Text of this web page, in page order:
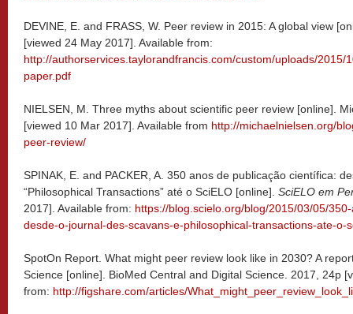
DEVINE, E. and FRASS, W. Peer review in 2015: A global view
[viewed 24 May 2017]. Available from:
http://authorservices.taylorandfrancis.com/custom/uploads/2015/
paper.pdf
NIELSEN, M. Three myths about scientific peer review [online].
[viewed 10 Mar 2017]. Available from http://michaelnielsen.org/
peer-review/
SPINAK, E. and PACKER, A. 350 anos de publicação científica:
“Philosophical Transactions” até o SciELO [online]. SciELO em
2017]. Available from: https://blog.scielo.org/blog/2015/03/05/
desde-o-journal-des-scavans-e-philosophical-transactions-ate-o-
SpotOn Report. What might peer review look like in 2030? A
Science [online]. BioMed Central and Digital Science. 2017, 24p
from: http://figshare.com/articles/